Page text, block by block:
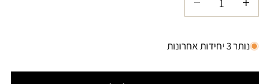
הגדל
עבור
ביקיני
עבור
ביקיני
נותר 3 יחידות אחרונות